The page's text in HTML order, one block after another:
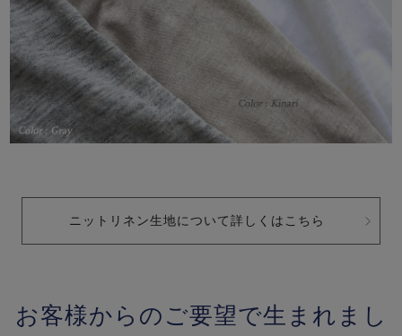
ニットリネン生地について詳しくはこちら
お客様からのご要望で生まれまし